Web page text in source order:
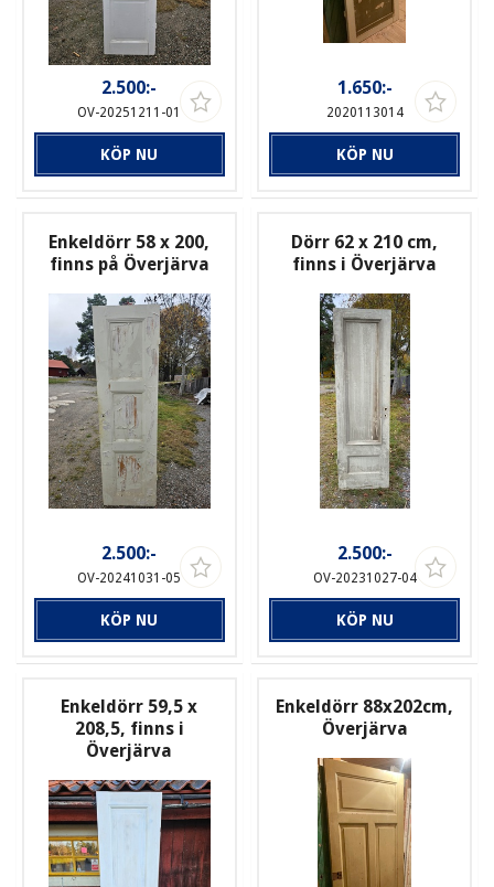
2.500:-
OV-20251211-01
KÖP NU
1.650:-
2020113014
KÖP NU
Enkeldörr 58 x 200,
finns på Överjärva
2.500:-
OV-20241031-05
KÖP NU
Dörr 62 x 210 cm,
finns i Överjärva
2.500:-
OV-20231027-04
KÖP NU
Enkeldörr 59,5 x
208,5, finns i
Överjärva
Enkeldörr 88x202cm,
Överjärva